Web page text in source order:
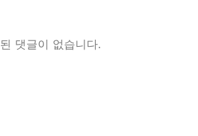
댓글이 없습니다.